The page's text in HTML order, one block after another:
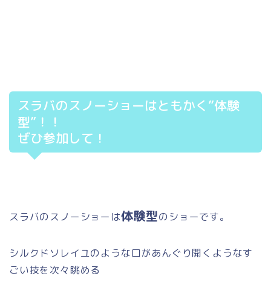
スラバのスノーショーはともかく”体験
型”！！
ぜひ参加して！
スラバのスノーショーは体験型のショーです。
シルクドソレイユのような口があんぐり開くようなす
ごい技を次々眺める